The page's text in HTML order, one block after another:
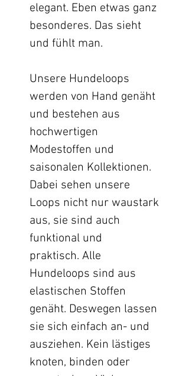
elegant. Eben etwas ganz
besonderes. Das sieht
und fühlt man.
Unsere Hundeloops
werden von Hand genäht
und bestehen aus
hochwertigen
Modestoffen und
saisonalen Kollektionen.
Dabei sehen unsere
Loops nicht nur waustark
aus, sie sind auch
funktional und
praktisch. Alle
Hundeloops sind aus
elastischen Stoffen
genäht. Deswegen lassen
sie sich einfach an- und
ausziehen. Kein lästiges
knoten, binden oder